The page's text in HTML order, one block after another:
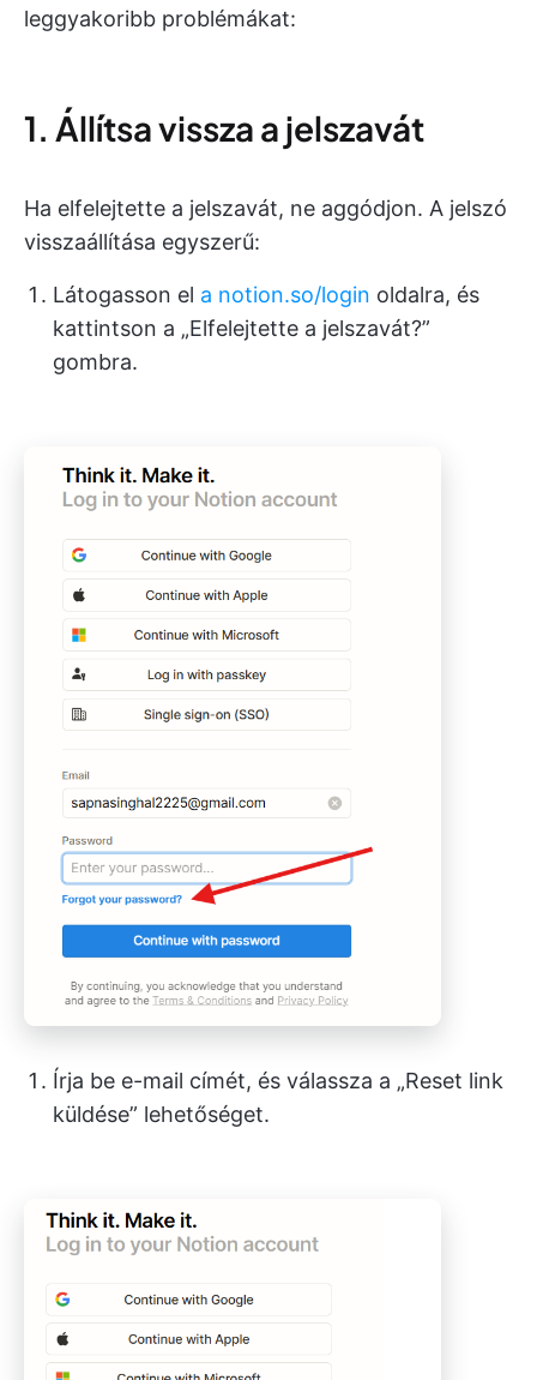
leggyakoribb problémákat:
1. Állítsa vissza a jelszavát
Ha elfelejtette a jelszavát, ne aggódjon. A jelszó
visszaállítása egyszerű:
Látogasson el a notion.so/login oldalra, és
kattintson a „Elfelejtette a jelszavát?”
gombra.
Írja be e-mail címét, és válassza a „Reset link
küldése” lehetőséget.